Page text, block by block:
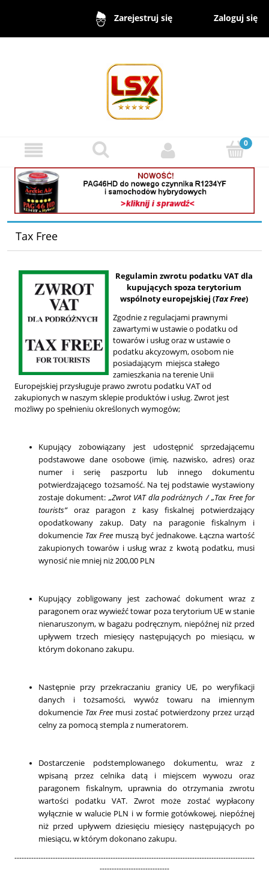
Zarejestruj się Zaloguj się
Tax Free
Regulamin zwrotu podatku VAT dla
kupujących spoza terytorium
wspólnoty europejskiej (Tax Free)
Zgodnie z regulacjami prawnymi
zawartymi w ustawie o podatku od
towarów i usług oraz w ustawie o
podatku akcyzowym, osobom nie
posiadającym miejsca stałego
zamieszkania na terenie Unii
Europejskiej przysługuje prawo zwrotu podatku VAT od
zakupionych w naszym sklepie produktów i usług. Zwrot jest
możliwy po spełnieniu określonych wymogów;
Kupujący zobowiązany jest udostępnić sprzedającemu
podstawowe dane osobowe (imię, nazwisko, adres) oraz
numer i serię paszportu lub innego dokumentu
potwierdzającego tożsamość. Na tej podstawie wystawiony
zostaje dokument: „Zwrot VAT dla podróżnych / „Tax Free for
tourists” oraz paragon z kasy fiskalnej potwierdzający
opodatkowany zakup. Daty na paragonie fiskalnym i
dokumencie Tax Free muszą być jednakowe. Łączna wartość
zakupionych towarów i usług wraz z kwotą podatku, musi
wynosić nie mniej niż 200,00 PLN
Kupujący zobligowany jest zachować dokument wraz z
paragonem oraz wywieźć towar poza terytorium UE w stanie
nienaruszonym, w bagażu podręcznym, niepóźnej niż przed
upływem trzech miesięcy następujących po miesiącu, w
którym dokonano zakupu.
Następnie przy przekraczaniu granicy UE, po weryfikacji
danych i tożsamości, wywóz towaru na imiennym
dokumencie Tax Free musi zostać potwierdzony przez urząd
celny za pomocą stempla z numeratorem.
Dostarczenie podstemplowanego dokumentu, wraz z
wpisaną przez celnika datą i miejscem wywozu oraz
paragonem fiskalnym, uprawnia do otrzymania zwrotu
wartości podatku VAT. Zwrot może zostać wypłacony
wyłącznie w walucie PLN i w formie gotówkowej, niepóźnej
niż przed upływem dziesięciu miesięcy następujących po
miesiącu, w którym dokonano zakupu.
----------------------------------------------------------------------------------------------------
-----------------------------